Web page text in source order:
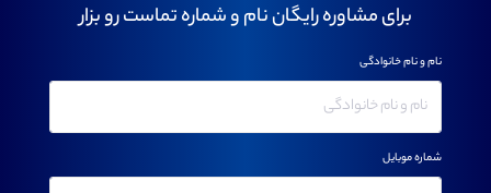
برای مشاوره رایگان نام و شماره تماست رو بزار
نام و نام خانوادگی
شماره موبایل